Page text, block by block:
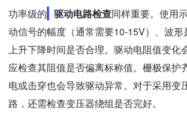
功率级的 驱动电路检查同样重要。使用
动信号的幅度（通常需要10-15V）、波
上升下降时间是否合理。驱动电阻值变化
应检查其阻值是否偏离标称值。栅极保护
电或击穿也会导致驱动异常。对于采用变
路，还需检查变压器绕组是否完好。